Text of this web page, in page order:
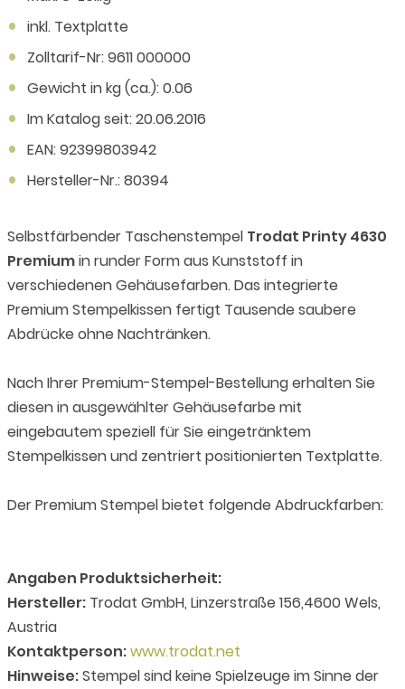
inkl. Textplatte
Zolltarif-Nr: 9611 000000
Gewicht in kg (ca.): 0.06
Im Katalog seit: 20.06.2016
EAN: 92399803942
Hersteller-Nr.: 80394
Selbstfärbender Taschenstempel Trodat Printy 4630
Premiumin runder Form aus Kunststoff in
verschiedenen Gehäusefarben. Das integrierte
Premium Stempelkissen fertigt Tausende saubere
Abdrücke ohne Nachtränken.
Nach Ihrer Premium-Stempel-Bestellung erhalten Sie
diesen in ausgewählter Gehäusefarbe mit
eingebautem speziell für Sie eingetränktem
Stempelkissen und zentriert positionierten Textplatte.
Der Premium Stempel bietet folgende Abdruckfarben:
Angaben Produktsicherheit:
Hersteller: Trodat GmbH, Linzerstraße 156,4600 Wels,
Austria
Kontaktperson:www.trodat.net
Hinweise:Stempel sind keine Spielzeuge im Sinne der